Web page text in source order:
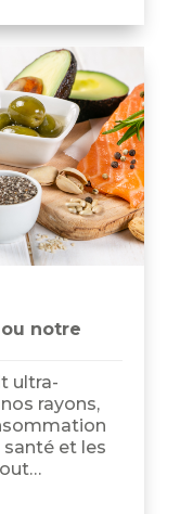
notre
ultra-
rayons,
santé et les